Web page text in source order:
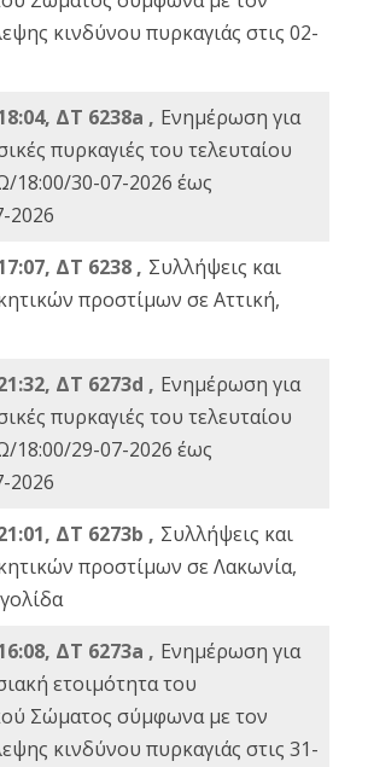
κινδύνου πυρκαγιάς στις 02-
ΔΤ 6238a , Ενημέρωση για
πυρκαγιές του τελευταίου
18:00/30-07-2026 έως
2026
ΔΤ 6238 , Συλλήψεις και
προστίμων σε Αττική,
ΔΤ 6273d , Ενημέρωση για
πυρκαγιές του τελευταίου
18:00/29-07-2026 έως
2026
ΔΤ 6273b , Συλλήψεις και
προστίμων σε Λακωνία,
ΔΤ 6273a , Ενημέρωση για
ετοιμότητα του
Σώματος σύμφωνα με τον
κινδύνου πυρκαγιάς στις 31-